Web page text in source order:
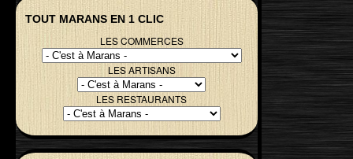
TOUT MARANS EN 1 CLIC
LES COMMERCES
LES ARTISANS
LES RESTAURANTS